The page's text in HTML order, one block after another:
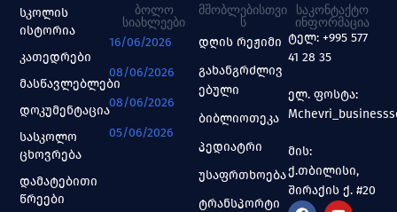
სკოლის
ისტორია
კათედრები
მასწავლებლები
დოკუმენტაცია
სასკოლო
ცხოვრება
დამატებითი
წრეები
ᲑᲝᲚᲝ
ᲡᲘᲐᲮᲚᲔᲔᲑᲘ
16/06/2026
08/06/2026
08/06/2026
05/06/2026
ᲛᲨᲝᲑᲚᲔᲑᲘᲡᲗᲕᲘ
Ს
დღის რეჟიმი
გახანგრძლივ
ებული
ბიბლიოთეკა
პედიატრი
უსაფრთხოება
ტრანსპორტი
ᲡᲐᲙᲝᲜᲢᲐᲥᲢᲝ
ᲘᲜᲤᲝᲠᲛᲐᲪᲘᲐ
ტელ: +995 577
41 28 35
ელ. ფოსტა:
მის:
ქ.თბილისი,
შირაქის ქ. #20